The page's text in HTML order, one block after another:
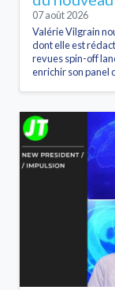
07 août 2026
Valérie Vilgrain
dont elle est
revues spin-off
enrichir son panel